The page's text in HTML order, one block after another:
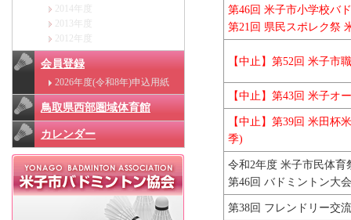
2014年度
2013年度
2012年度
会員登録
2026年度(令和8年)申込用紙
鳥取県西部圏域体育館
カレンダー
第46回 米子市小学校バ
第21回 県民スポレク祭
【中止】第52回 米子市
【中止】第43回 米子オ
【中止】第39回 米田杯
季)
令和2年度 米子市民体育
第46回 バドミントン大会
第38回 フレンドリー交